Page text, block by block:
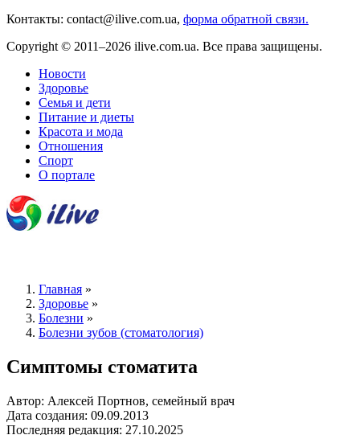
Контакты: contact@ilive.com.ua, форма обратной связи.
Copyright © 2011–2026 ilive.com.ua. Все права защищены.
Новости
Здоровье
Семья и дети
Питание и диеты
Красота и мода
Отношения
Спорт
О портале
Главная »
Здоровье »
Болезни »
Болезни зубов (стоматология)
Симптомы стоматита
Автор: Алексей Портнов, семейный врач
Дата создания: 09.09.2013
Последняя редакция: 27.10.2025